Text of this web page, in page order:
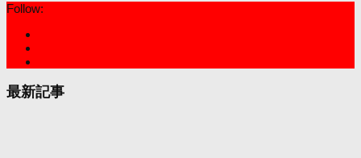
Follow:
最新記事